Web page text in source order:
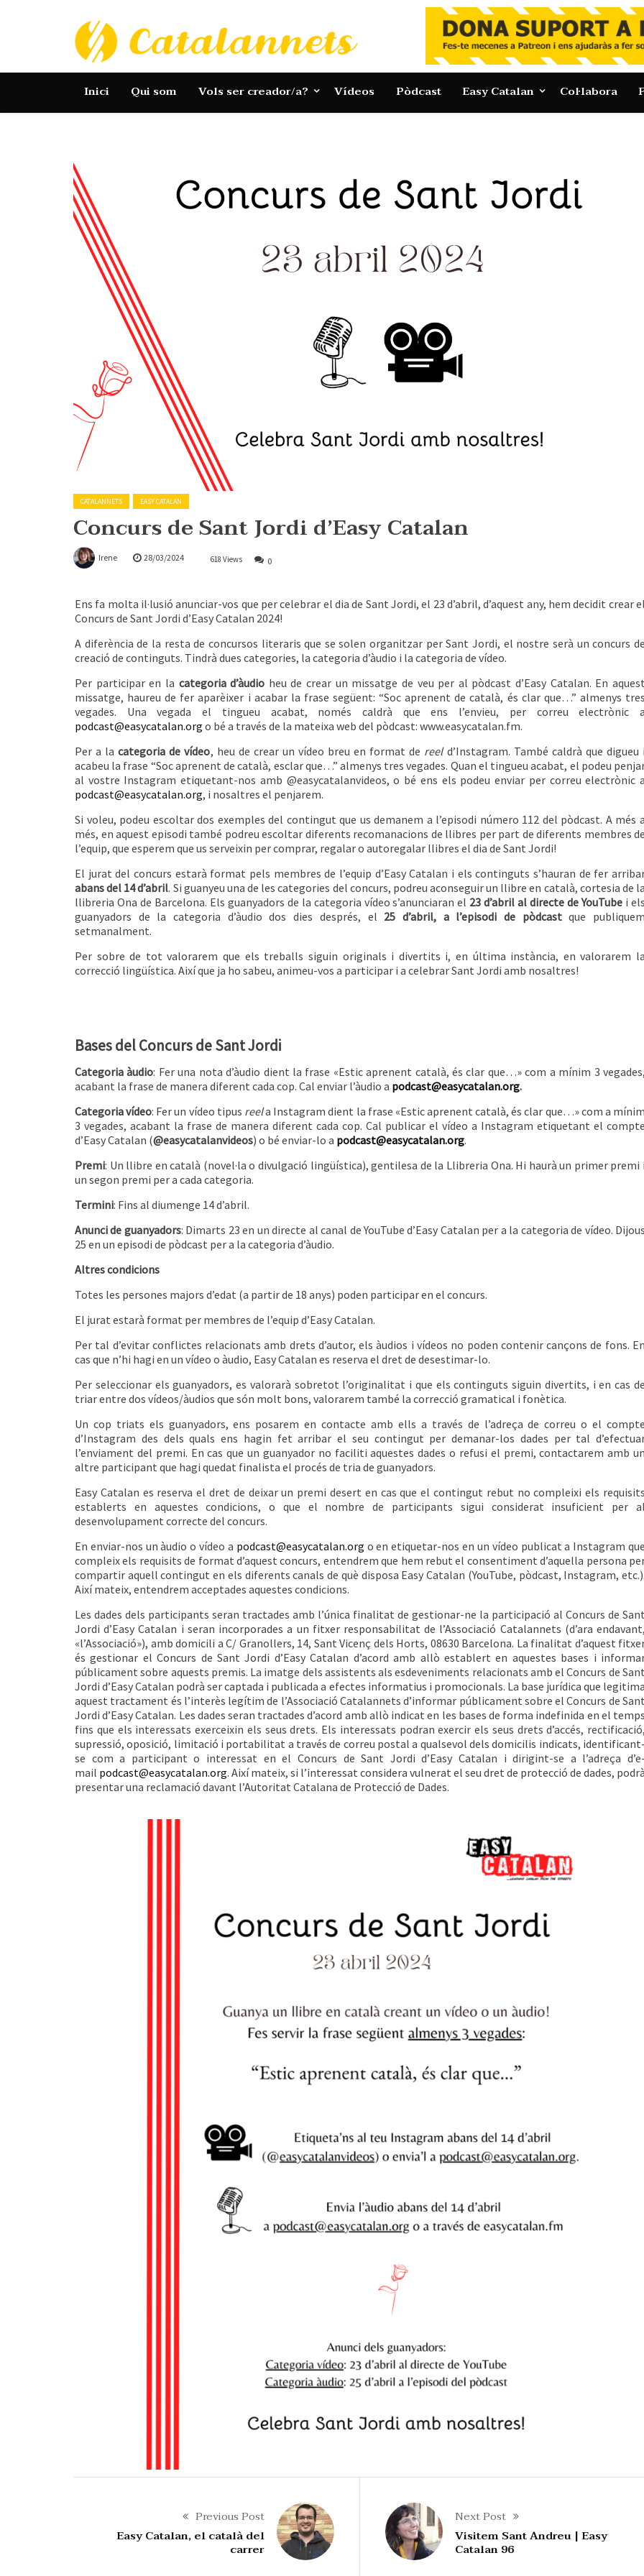
Catalannets
Inici Qui som Vols ser creador/a? Vídeos Pòdcast Easy Catalan Col·labora
CATALANNETS EASY CATALAN
Concurs de Sant Jordi d’Easy Catalan
Irene 28/03/2024 618 Views 0
Ens fa molta il·lusió anunciar-vos que per celebrar el dia de Sant Jordi, el 23 d’abril, d’aquest any, hem decidit crear el
Concurs de Sant Jordi d’Easy Catalan 2024!
A diferència de la resta de concursos literaris que se solen organitzar per Sant Jordi, el nostre serà un concurs de
creació de continguts. Tindrà dues categories, la categoria d’àudio i la categoria de vídeo.
Per participar en la categoria d’àudio heu de crear un missatge de veu per al pòdcast d’Easy Catalan. En aquest
missatge, haureu de fer aparèixer i acabar la frase següent: “Soc aprenent de català, és clar que…” almenys tres
vegades. Una vegada el tingueu acabat, només caldrà que ens l’envieu, per correu electrònic a
podcast@easycatalan.org o bé a través de la mateixa web del pòdcast: www.easycatalan.fm.
Per a lacategoria de vídeo, heu de crear un vídeo breu en format de reel d’Instagram. També caldrà que digueu i
acabeu la frase “Soc aprenent de català, esclar que…” almenys tres vegades. Quan el tingueu acabat, el podeu
al vostre Instagram etiquetant-nos amb @easycatalanvideos, o bé ens els podeu enviar per correu electrònic a
podcast@easycatalan.org, i nosaltres el penjarem.
Si voleu, podeu escoltar dos exemples del contingut que us demanem a l’episodi número 112 del pòdcast. A més a
més, en aquest episodi també podreu escoltar diferents recomanacions de llibres per part de diferents membres de
l’equip, que esperem que us serveixin per comprar, regalar o autoregalar llibres el dia de Sant Jordi!
El jurat del concurs estarà format pels membres de l’equip d’Easy Catalan i els continguts s’hauran de fer
abans del 14 d’abril. Si guanyeu una de les categories del concurs, podreu aconseguir un llibre en català, cortesia de la
llibreria Ona de Barcelona. Els guanyadors de la categoria vídeo s’anunciaran el 23 d’abril al directe de YouTube i els
guanyadors de la categoria d’àudio dos dies després, el 25 d’abril, a l’episodi de pòdcastque publiquem
setmanalment.
Per sobre de tot valorarem que els treballs siguin originals i divertits i, en última instància, en valorarem la
correcció lingüística. Així que ja ho sabeu, animeu-vos a participar i a celebrar Sant Jordi amb nosaltres!
Bases del Concurs de Sant Jordi
Categoria àudio: Fer una nota d’àudio dient la frase «Estic aprenent català, és clar que…» com a mínim 3 vegades,
acabant la frase de manera diferent cada cop. Cal enviar l’àudio a podcast@easycatalan.org.
Categoria vídeo: Fer un vídeo tipus reela Instagram dient la frase «Estic aprenent català, és clar que…» com a mínim
3 vegades, acabant la frase de manera diferent cada cop. Cal publicar el vídeo a Instagram etiquetant el compte
d’Easy Catalan (@easycatalanvideos) o bé enviar-lo a podcast@easycatalan.org.
Premi: Un llibre en català (novel·la o divulgació lingüística), gentilesa de la Llibreria Ona. Hi haurà un primer premi i
un segon premi per a cada categoria.
Termini: Fins al diumenge 14 d’abril.
Anunci de guanyadors: Dimarts 23 en un directe al canal de YouTube d’Easy Catalan per a la categoria de vídeo. Dijous
25 en un episodi de pòdcast per a la categoria d’àudio.
Altres condicions
Totes les persones majors d’edat (a partir de 18 anys) poden participar en el concurs.
El jurat estarà format per membres de l’equip d’Easy Catalan.
Per tal d’evitar conflictes relacionats amb drets d’autor, els àudios i vídeos no poden contenir cançons de fons. En
cas que n’hi hagi en un vídeo o àudio, Easy Catalan es reserva el dret de desestimar-lo.
Per seleccionar els guanyadors, es valorarà sobretot l’originalitat i que els continguts siguin divertits, i en cas de
triar entre dos vídeos/àudios que són molt bons, valorarem també la correcció gramatical i fonètica.
Un cop triats els guanyadors, ens posarem en contacte amb ells a través de l’adreça de correu o el compte
d’Instagram des dels quals ens hagin fet arribar el seu contingut per demanar-los dades per tal
l’enviament del premi. En cas que un guanyador no faciliti aquestes dades o refusi el premi, contactarem amb un
altre participant que hagi quedat finalista el procés de tria de guanyadors.
Easy Catalan es reserva el dret de deixar un premi desert en cas que el contingut rebut no compleixi els requisits
establerts en aquestes condicions, o que el nombre de participants sigui considerat insuficient per al
desenvolupament correcte del concurs.
En enviar-nos un àudio o vídeo a podcast@easycatalan.org o en etiquetar-nos en un vídeo publicat a Instagram que
compleix els requisits de format d’aquest concurs, entendrem que hem rebut el consentiment d’aquella persona
compartir aquell contingut en els diferents canals de què disposa Easy Catalan (YouTube, pòdcast, Instagram, etc.).
Així mateix, entendrem acceptades aquestes condicions.
Les dades dels participants seran tractades amb l’única finalitat de gestionar-ne la participació al Concurs de Sant
Jordi d’Easy Catalan i seran incorporades a un fitxer responsabilitat de l’Associació Catalannets (d’ara endavant,
«l’Associació»), amb domicili a C/ Granollers, 14, Sant Vicenç dels Horts, 08630 Barcelona. La finalitat d’aquest
és gestionar el Concurs de Sant Jordi d’Easy Catalan d’acord amb allò establert en aquestes bases i
públicament sobre aquests premis. La imatge dels assistents als esdeveniments relacionats amb el Concurs de Sant
Jordi d’Easy Catalan podrà ser captada i publicada a efectes informatius i promocionals. La base jurídica que legitima
aquest tractament és l’interès legítim de l’Associació Catalannets d’informar públicament sobre el Concurs de Sant
Jordi d’Easy Catalan. Les dades seran tractades d’acord amb allò indicat en les bases de forma indefinida en el temps
fins que els interessats exerceixin els seus drets. Els interessats podran exercir els seus drets d’accés, rectificació,
supressió, oposició, limitació i portabilitat a través de correu postal a qualsevol dels domicilis indicats, identificant-
se com a participant o interessat en el Concurs de Sant Jordi d’Easy Catalan i dirigint-se a l’adreça d’e-
mail podcast@easycatalan.org. Així mateix, si l’interessat considera vulnerat el seu dret de protecció de dades, podrà
presentar una reclamació davant l’Autoritat Catalana de Protecció de Dades.
Previous Post
Easy Catalan, el català del
carrer
Next Post
Visitem Sant Andreu | Easy
Catalan 96